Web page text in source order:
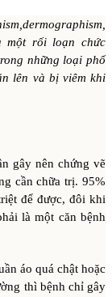
một rối loạn chức
những loại phổ
lên và bị viêm khi
gây nên chứng vẽ
cần chữa trị. 95%
để được, đôi khi
là một căn bệnh
áo quá chật hoặc
thì bệnh chỉ gây